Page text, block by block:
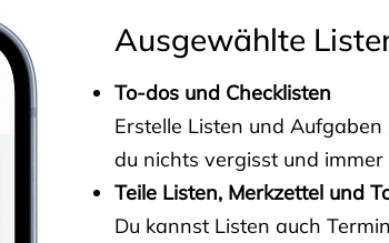
Ausgewählte
To-dos und Checklisten
Erstelle Listen und
du nichts vergisst und
Teile Listen, Merkzettel und
Du kannst Listen auch